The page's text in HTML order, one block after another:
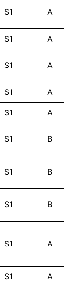
S1 A
S1 A
S1 A
S1 A
S1 A
S1 B
S1 B
S1 B
S1 A
S1 A